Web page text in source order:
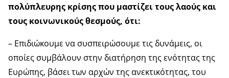
πολύπλευρης κρίσης που μαστίζει τους λαούς και
τους κοινωνικούς θεσμούς, ότι:
– Επιδιώκουμε να συσπειρώσουμε τις δυνάμεις, οι
οποίες συμβάλουν στην διατήρηση της ενότητας της
Ευρώπης, βάσει των αρχών της ανεκτικότητας, του